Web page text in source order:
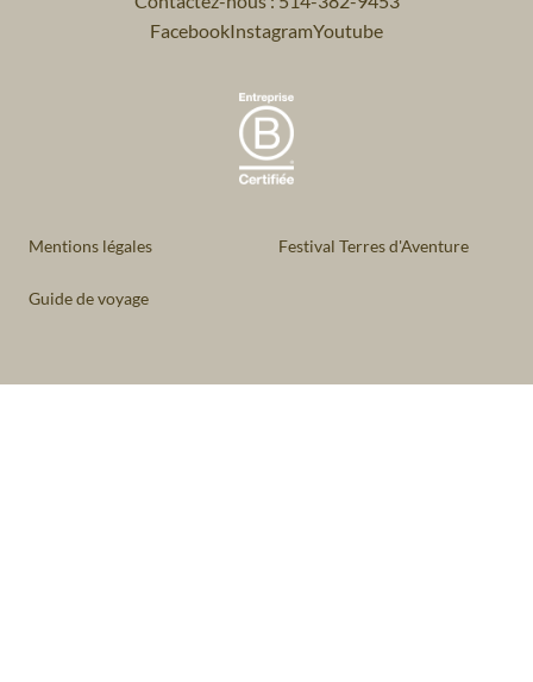
FacebookInstagramYoutube
Mentions légales Festival Terres d'Aventure
Guide de voyage